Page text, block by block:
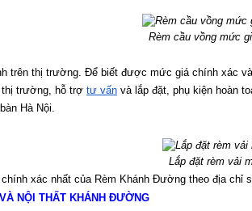
Rèm cầu vồng mức
trên thị trường. Để biết được mức giá chính xác
trường, hỗ trợ tư vấn và lắp đặt, phụ kiện hoàn
Hà Nội.
Lắp đặt rèm vải
xác nhất của Rèm Khánh Đường theo địa chỉ
NỘI THẤT KHÁNH ĐƯỜNG